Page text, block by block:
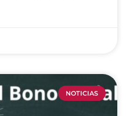
NOTICIAS